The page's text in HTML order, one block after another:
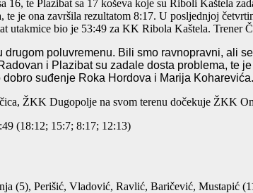
16, te Plazibat sa 17 koševa koje su Riboli Kaštela
je ona završila rezultatom 8:17. U posljednjoj
utakmice bio je 53:49 za KK Ribola Kaštela. Trener
drugom poluvremenu. Bili smo ravnopravni, ali
i Plazibat su zadale dosta problema, te
suđenje Roka Hordova i Marija Koharevića.
ŽKK Dugopolje na svom terenu dočekuje ŽKK
(18:12; 15:7; 8:17; 12:13)
(5), Perišić, Vladović, Ravlić, Baričević, Mustapić